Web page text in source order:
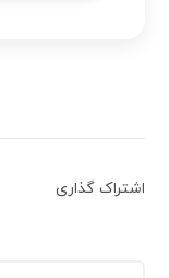
اشتراک گذاری